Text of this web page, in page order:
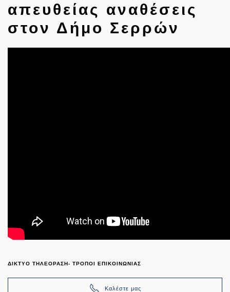
απευθείας αναθέσεις
στον Δήμο Σερρών
ΔΙΚΤΥΟ ΤΗΛΕΟΡΑΣΗ- ΤΡΟΠΟΙ ΕΠΙΚΟΙΝΩΝΙΑΣ
Καλέστε μας